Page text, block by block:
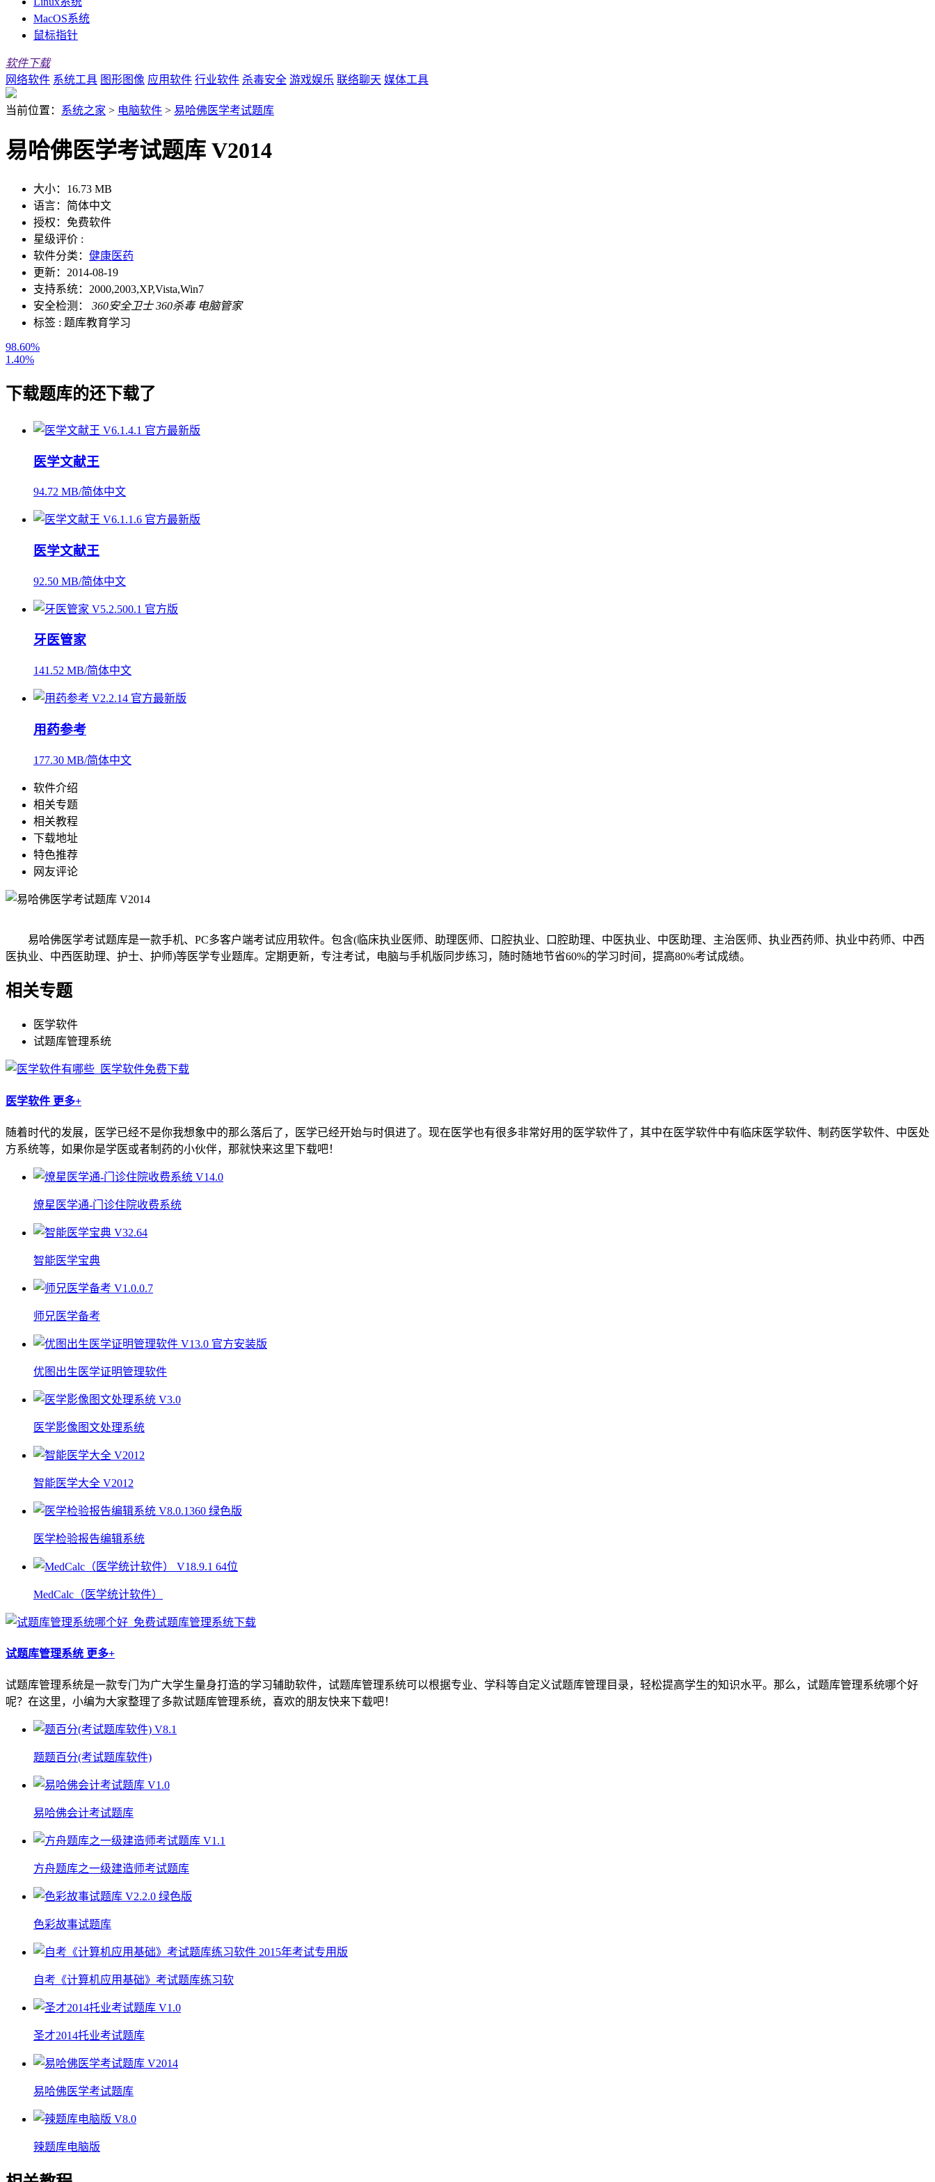
MacOS系统
鼠标指针
软件下载
网络软件 系统工具 图形图像 应用软件 行业软件 杀毒安全 游戏娱乐 联络聊天 媒体工具
当前位置： 系统之家 > 电脑软件 > 易哈佛医学考试题库
易哈佛医学考试题库 V2014
大小： 16.73 MB
语言： 简体中文
授权： 免费软件
星级评价 :
软件分类： 健康医药
更新： 2014-08-19
支持系统： 2000,2003,XP,Vista,Win7
安全检测：
360安全卫士 360杀毒 电脑管家
标签 : 题库教育学习
98.60%
1.40%
下载题库的还下载了
医学文献王
94.72 MB/简体中文
医学文献王
92.50 MB/简体中文
牙医管家
141.52 MB/简体中文
用药参考
177.30 MB/简体中文
软件介绍
相关专题
相关教程
下载地址
特色推荐
网友评论
易哈佛医学考试题库是一款手机、PC多客户端考试应用软件。包含(临床执业医师、助理医师、口腔执业、口腔助理、中医执业、中医助理、主治医师、执业西药师、执业中药师、中西
医执业、中西医助理、护士、护师)等医学专业题库。定期更新，专注考试，电脑与手机版同步练习，随时随地节省60%的学习时间，提高80%考试成绩。
相关专题
医学软件
试题库管理系统
医学软件 更多+
随着时代的发展，医学已经不是你我想象中的那么落后了，医学已经开始与时俱进了。现在医学也有很多非常好用的医学软件了，其中在医学软件中有临床医学软件、制药医学软件、中医处
方系统等，如果你是学医或者制药的小伙伴，那就快来这里下载吧！
燎星医学通-门诊住院收费系统
智能医学宝典
师兄医学备考
优图出生医学证明管理软件
医学影像图文处理系统
智能医学大全 V2012
医学检验报告编辑系统
MedCalc（医学统计软件）
试题库管理系统 更多+
试题库管理系统是一款专门为广大学生量身打造的学习辅助软件，试题库管理系统可以根据专业、学科等自定义试题库管理目录，轻松提高学生的知识水平。那么，试题库管理系统哪个好
呢？在这里，小编为大家整理了多款试题库管理系统，喜欢的朋友快来下载吧！
题题百分(考试题库软件)
易哈佛会计考试题库
方舟题库之一级建造师考试题库
色彩故事试题库
自考《计算机应用基础》考试题库练习软
圣才2014托业考试题库
易哈佛医学考试题库
辣题库电脑版